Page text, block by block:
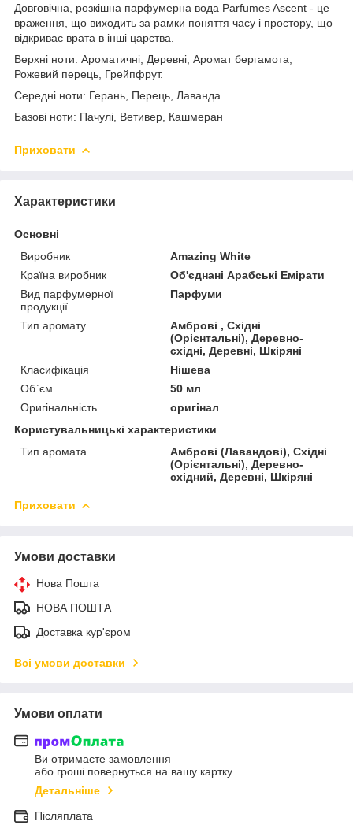
Довговічна, розкішна парфумерна вода Parfumes Ascent - це
враження, що виходить за рамки поняття часу і простору, що
відкриває врата в інші царства.
Верхні ноти: Ароматичні, Деревні, Аромат бергамота,
Рожевий перець, Грейпфрут.
Середні ноти: Герань, Перець, Лаванда.
Базові ноти: Пачулі, Ветивер, Кашмеран
Приховати
Характеристики
Основні
Виробник
Amazing White
Країна виробник
Об'єднані Арабські Емірати
Вид парфумерної
продукції
Парфуми
Тип аромату
Амброві , Східні
(Орієнтальні), Деревно-
східні, Деревні, Шкіряні
Класифікація
Нішева
Об`єм
50 мл
Оригінальність
оригінал
Користувальницькі характеристики
Тип аромата
Амброві (Лавандові), Східні
(Орієнтальні), Деревно-
східний, Деревні, Шкіряні
Приховати
Умови доставки
Нова Пошта
НОВА ПОШТА
Доставка кур'єром
Всі умови доставки
Умови оплати
Ви отримаєте замовлення
або гроші повернуться на вашу картку
Детальніше
Післяплата